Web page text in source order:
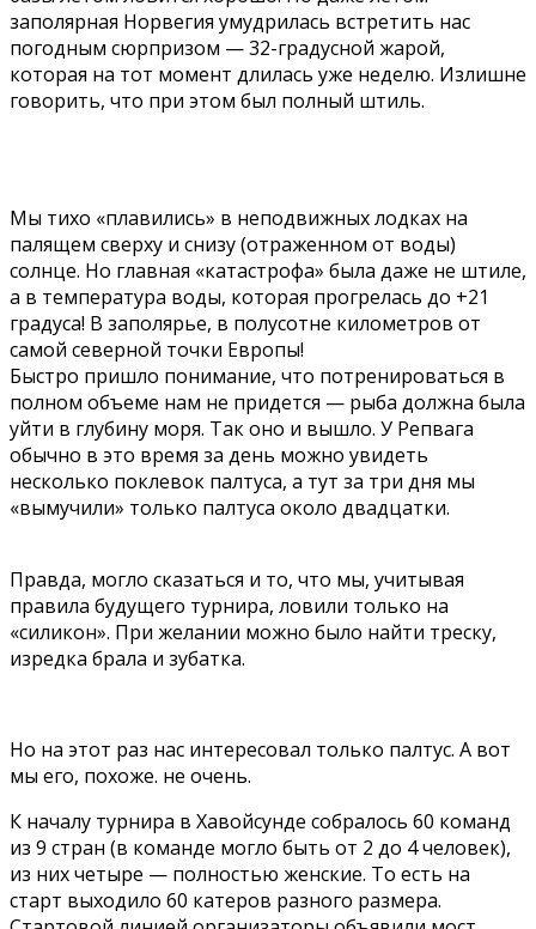
заполярная Норвегия умудрилась встретить нас
погодным сюрпризом — 32-градусной жарой,
которая на тот момент длилась уже неделю. Излишне
говорить, что при этом был полный штиль.
Мы тихо «плавились» в неподвижных лодках на
палящем сверху и снизу (отраженном от воды)
солнце. Но главная «катастрофа» была даже не штиле,
а в температура воды, которая прогрелась до +21
градуса! В заполярье, в полусотне километров от
самой северной точки Европы!
Быстро пришло понимание, что потренироваться в
полном объеме нам не придется — рыба должна была
уйти в глубину моря. Так оно и вышло. У Репвага
обычно в это время за день можно увидеть
несколько поклевок палтуса, а тут за три дня мы
«вымучили» только палтуса около двадцатки.
Правда, могло сказаться и то, что мы, учитывая
правила будущего турнира, ловили только на
«силикон». При желании можно было найти треску,
изредка брала и зубатка.
Но на этот раз нас интересовал только палтус. А вот
мы его, похоже. не очень.
К началу турнира в Хавойсунде собралось 60 команд
из 9 стран (в команде могло быть от 2 до 4 человек),
из них четыре — полностью женские. То есть на
старт выходило 60 катеров разного размера.